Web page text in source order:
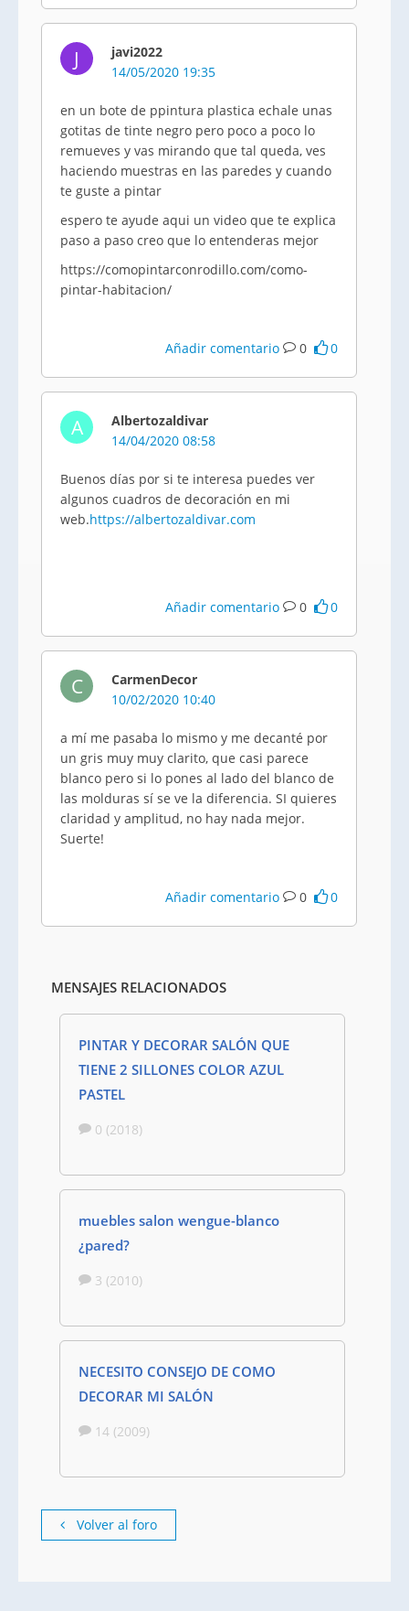
J
javi2022
14/05/2020 19:35
en un bote de ppintura plastica echale unas
gotitas de tinte negro pero poco a poco lo
remueves y vas mirando que tal queda, ves
haciendo muestras en las paredes y cuando
te guste a pintar
espero te ayude aqui un video que te explica
paso a paso creo que lo entenderas mejor
https://comopintarconrodillo.com/como-
pintar-habitacion/
Añadir comentario 0 0
A
Albertozaldivar
14/04/2020 08:58
Buenos días por si te interesa puedes ver
algunos cuadros de decoración en mi
web.https://albertozaldivar.com
Añadir comentario 0 0
C
CarmenDecor
10/02/2020 10:40
a mí me pasaba lo mismo y me decanté por
un gris muy muy clarito, que casi parece
blanco pero si lo pones al lado del blanco de
las molduras sí se ve la diferencia. SI quieres
claridad y amplitud, no hay nada mejor.
Suerte!
Añadir comentario 0 0
MENSAJES RELACIONADOS
PINTAR Y DECORAR SALÓN QUE
TIENE 2 SILLONES COLOR AZUL
PASTEL
0 (2018)
muebles salon wengue-blanco
¿pared?
3 (2010)
NECESITO CONSEJO DE COMO
DECORAR MI SALÓN
14 (2009)
Volver al foro